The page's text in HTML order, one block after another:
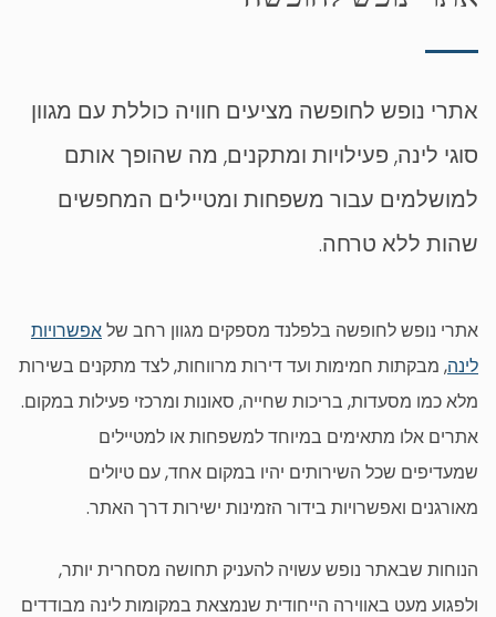
אתרי נופש לחופשה מציעים חוויה כוללת עם מגוון
סוגי לינה, פעילויות ומתקנים, מה שהופך אותם
למושלמים עבור משפחות ומטיילים המחפשים
שהות ללא טרחה.
אתרי נופש לחופשה בלפלנד מספקים מגוון רחב שלאפשרויות
לינה, מבקתות חמימות ועד דירות מרווחות, לצד מתקנים בשירות
מלא כמו מסעדות, בריכות שחייה, סאונות ומרכזי פעילות במקום.
אתרים אלו מתאימים במיוחד למשפחות או למטיילים
שמעדיפים שכל השירותים יהיו במקום אחד, עם טיולים
מאורגנים ואפשרויות בידור הזמינות ישירות דרך האתר.
הנוחות שבאתר נופש עשויה להעניק תחושה מסחרית יותר,
ולפגוע מעט באווירה הייחודית שנמצאת במקומות לינה מבודדים